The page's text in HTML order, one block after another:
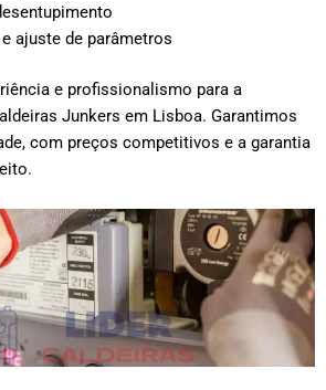
ajuste de parâmetros
e profissionalismo para a
Junkers em Lisboa. Garantimos
com preços competitivos e a garantia